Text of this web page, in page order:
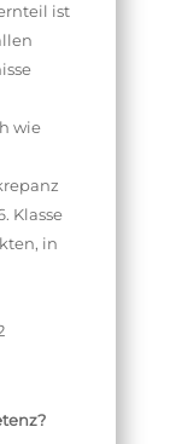
ist
wie
Klasse
in